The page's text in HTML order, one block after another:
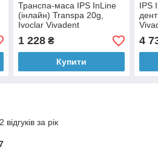
Транспа-маса IPS InLine
(інлайн) Transpa 20g,
Ivoclar Vivadent
(Німеччина).
1 228₴
Купити
IPS
4
за рік